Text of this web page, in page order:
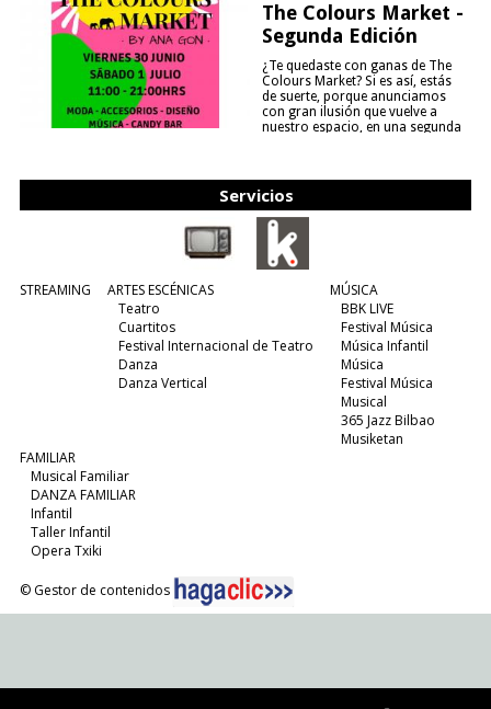
The Colours Market -
Segunda Edición
¿Te quedaste con ganas de The
Colours Market? Si es así, estás
de suerte, porque anunciamos
con gran ilusión que vuelve a
nuestro espacio, en una segunda
Servicios
STREAMING
ARTES ESCÉNICAS
Teatro
Cuartitos
Festival Internacional de Teatro
Danza
Danza Vertical
MÚSICA
BBK LIVE
Festival Música
Música Infantil
Música
Festival Música
Musical
365 Jazz Bilbao
Musiketan
FAMILIAR
Musical Familiar
DANZA FAMILIAR
Infantil
Taller Infantil
Opera Txiki
© Gestor de contenidos